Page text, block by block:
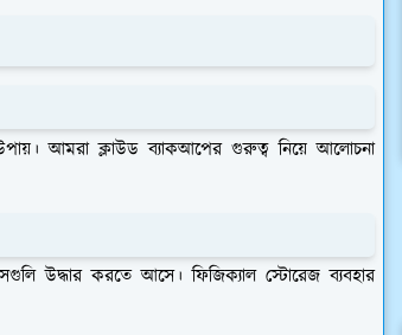
আমরা ক্লাউড ব্যাকআপের গুরুত্ব নিয়ে আলোচনা
উদ্ধার করতে আসে। ফিজিক্যাল স্টোরেজ ব্যবহার